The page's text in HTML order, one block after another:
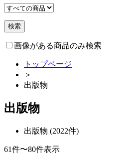
画像がある商品のみ検索
トップページ
＞
出版物
出版物
出版物 (2022件)
61件〜80件表示